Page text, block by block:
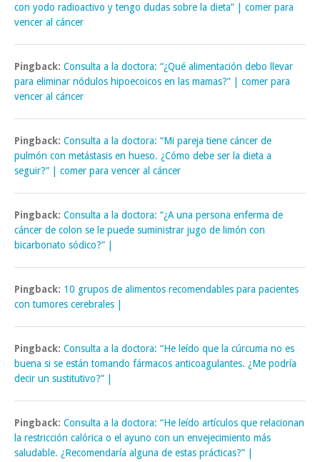
con yodo radioactivo y tengo dudas sobre la dieta” | comer para
vencer al cáncer
Pingback: Consulta a la doctora: “¿Qué alimentación debo llevar
para eliminar nódulos hipoecoicos en las mamas?” | comer para
vencer al cáncer
Pingback: Consulta a la doctora: “Mi pareja tiene cáncer de
pulmón con metástasis en hueso. ¿Cómo debe ser la dieta a
seguir?” | comer para vencer al cáncer
Pingback: Consulta a la doctora: “¿A una persona enferma de
cáncer de colon se le puede suministrar jugo de limón con
bicarbonato sódico?” |
Pingback: 10 grupos de alimentos recomendables para pacientes
con tumores cerebrales |
Pingback: Consulta a la doctora: “He leído que la cúrcuma no es
buena si se están tomando fármacos anticoagulantes. ¿Me podría
decir un sustitutivo?” |
Pingback: Consulta a la doctora: “He leído artículos que relacionan
la restricción calórica o el ayuno con un envejecimiento más
saludable. ¿Recomendaría alguna de estas prácticas?” |